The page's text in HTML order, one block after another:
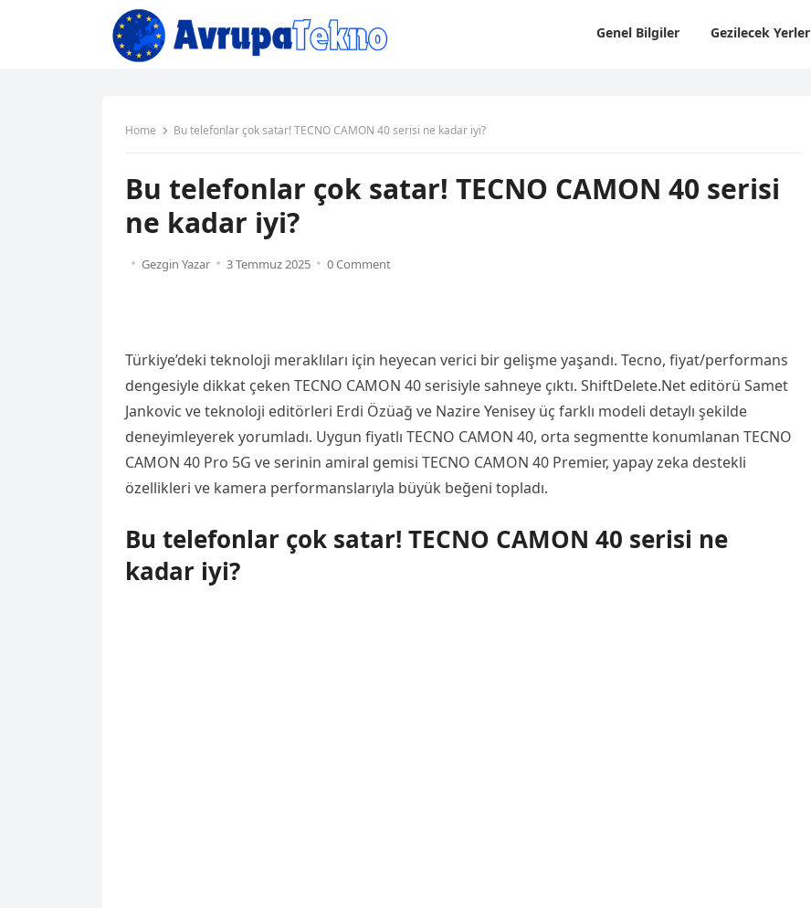
Genel Bilgiler Gezilecek Yerler
Home Bu telefonlar çok satar! TECNO CAMON 40 serisi ne kadar iyi?
Bu telefonlar çok satar! TECNO CAMON 40 serisi
ne kadar iyi?
Gezgin Yazar 3 Temmuz 2025 0 Comment
Türkiye’deki teknoloji meraklıları için heyecan verici bir gelişme yaşandı. Tecno, fiyat/performans
dengesiyle dikkat çeken TECNO CAMON 40 serisiyle sahneye çıktı. ShiftDelete.Net editörü Samet
Jankovic ve teknoloji editörleri Erdi Özüağ ve Nazire Yenisey üç farklı modeli detaylı şekilde
deneyimleyerek yorumladı. Uygun fiyatlı TECNO CAMON 40, orta segmentte konumlanan TECNO
CAMON 40 Pro 5G ve serinin amiral gemisi TECNO CAMON 40 Premier, yapay zeka destekli
özellikleri ve kamera performanslarıyla büyük beğeni topladı.
Bu telefonlar çok satar! TECNO CAMON 40 serisi ne
kadar iyi?